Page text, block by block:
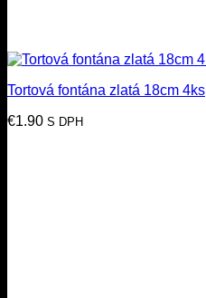
Tortová fontána zlatá 18cm 4ks
€1.90 S DPH